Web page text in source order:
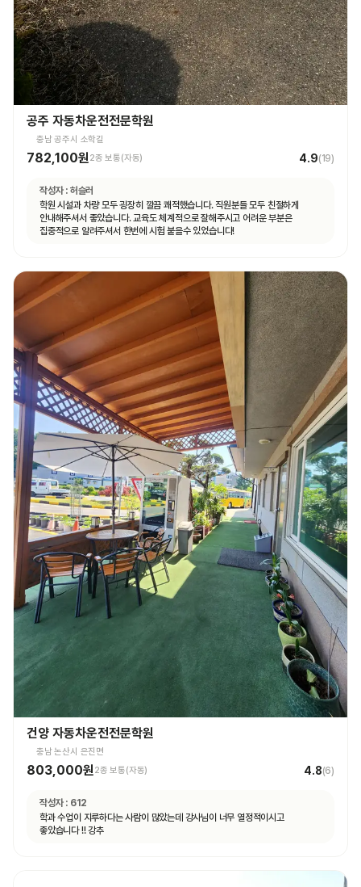
공주 자동차운전전문학원
충남 공주시 소학길
782,100원 2종 보통(자동) 4.9(19)
작성자 : 허슬러
학원 시설과 차량 모두 굉장히 깔끔 쾌적했습니다. 직원분들 모두 친절하게
안내해주셔서 좋았습니다. 교육도 체계적으로 잘해주시고 어려운 부분은
집중적으로 알려주셔서 한번에 시험 붙을수 있었습니다!
건양 자동차운전전문학원
충남 논산시 은진면
803,000원 2종 보통(자동) 4.8(6)
작성자 : 612
학과 수업이 지루하다는 사람이 많았는데 강사님이 너무 열정적이시고
좋았습니다 !! 강추